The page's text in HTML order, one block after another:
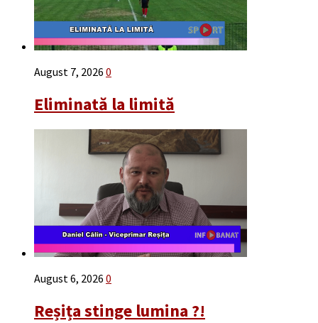
August 7, 2026 0
Eliminată la limită
August 6, 2026 0
Reșița stinge lumina ?!